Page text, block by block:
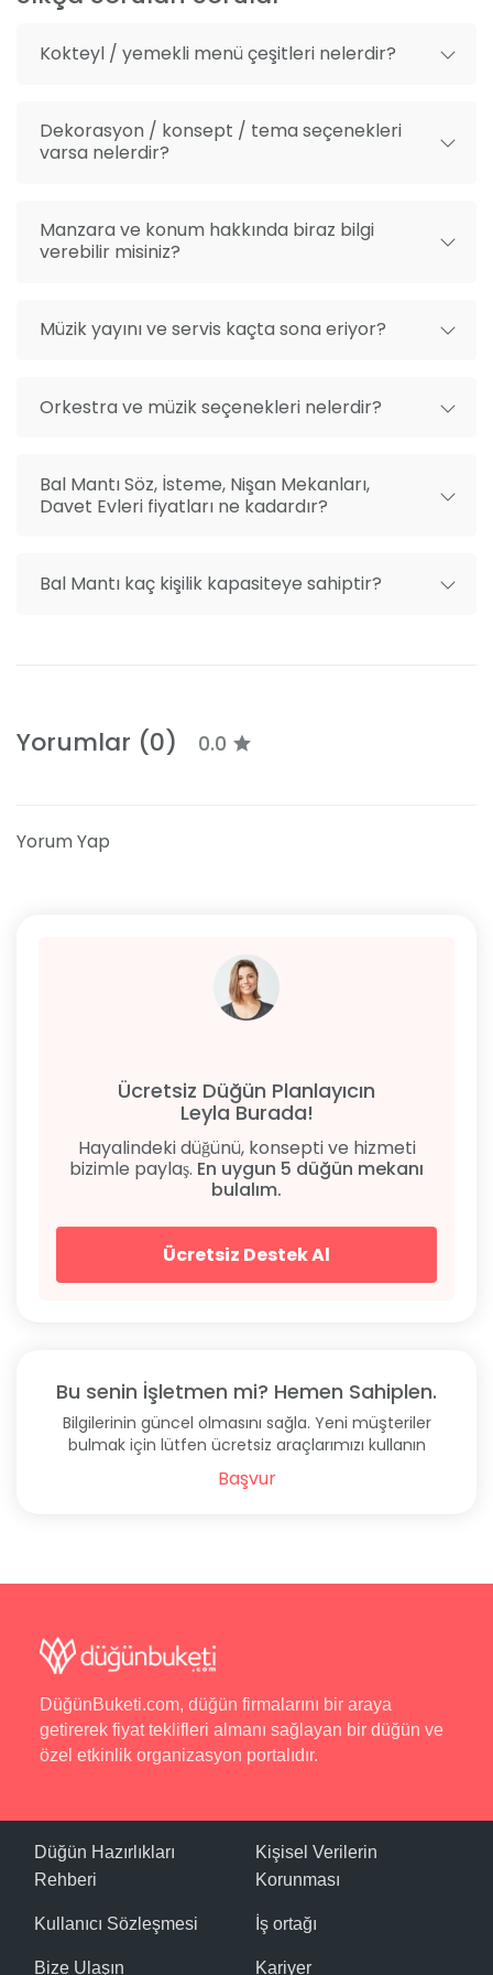
formu doldurarak bize ulaşabilirsiniz.
Menüde değişiklik seçeneği
Jeneratör
Isıtma sistemleri
Klima
Kokteyl / yemekli menü çeşitleri nelerdir?
Dekorasyon / konsept / tema seçenekleri
varsa nelerdir?
Manzara ve konum hakkında biraz bilgi
verebilir misiniz?
Müzik yayını ve servis kaçta sona eriyor?
Orkestra ve müzik seçenekleri nelerdir?
Bal Mantı Söz, İsteme, Nişan Mekanları,
Davet Evleri fiyatları ne kadardır?
Bal Mantı kaç kişilik kapasiteye sahiptir?
Yorumlar (0) 0.0
Yorum Yap
Ücretsiz Düğün Planlayıcın
Leyla Burada!
Hayalindeki düğünü, konsepti ve hizmeti
bizimle paylaş. En uygun 5 düğün mekanı
bulalım.
Ücretsiz Destek Al
Bu senin İşletmen mi? Hemen Sahiplen.
Bilgilerinin güncel olmasını sağla. Yeni müşteriler
bulmak için lütfen ücretsiz araçlarımızı kullanın
Başvur
DüğünBuketi.com, düğün firmalarını bir araya
getirerek fiyat teklifleri almanı sağlayan bir düğün ve
özel etkinlik organizasyon portalıdır.
Düğün Hazırlıkları
Rehberi
Kullanıcı Sözleşmesi
Bize Ulaşın
Kişisel Verilerin
Korunması
İş ortağı
Kariyer